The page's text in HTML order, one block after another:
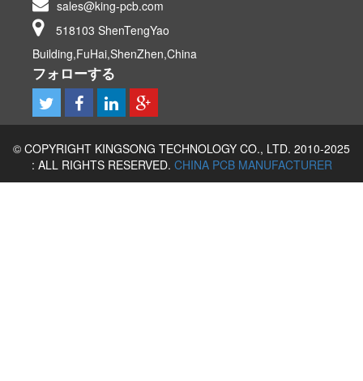
sales@king-pcb.com
518103 ShenTengYao
Building,FuHai,ShenZhen,China
フォローする
© COPYRIGHT KINGSONG TECHNOLOGY CO., LTD. 2010-2025
: ALL RIGHTS RESERVED. CHINA PCB MANUFACTURER